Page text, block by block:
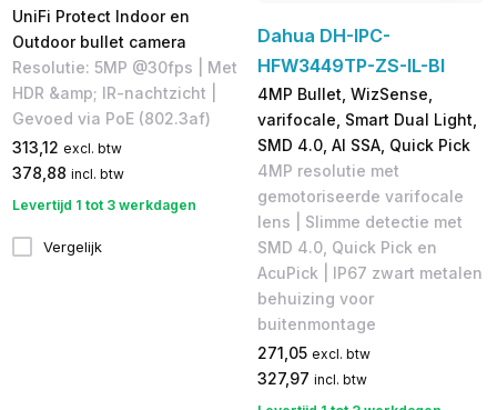
UniFi Protect Indoor en
Outdoor bullet camera
Resolutie: 5MP @30fps | Met
HDR &amp; IR-nachtzicht |
Gevoed via PoE (802.3af)
313,12 excl. btw
378,88 incl. btw
Levertijd 1 tot 3 werkdagen
Vergelijk
Dahua DH-IPC-
HFW3449TP-ZS-IL-Bl
4MP Bullet, WizSense,
varifocale, Smart Dual Light,
SMD 4.0, AI SSA, Quick Pick
4MP resolutie met
gemotoriseerde varifocale
lens | Slimme detectie met
SMD 4.0, Quick Pick en
AcuPick | IP67 zwart metalen
behuizing voor
buitenmontage
271,05 excl. btw
327,97 incl. btw